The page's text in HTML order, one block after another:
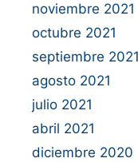
noviembre 2021
octubre 2021
septiembre 2021
agosto 2021
julio 2021
abril 2021
diciembre 2020